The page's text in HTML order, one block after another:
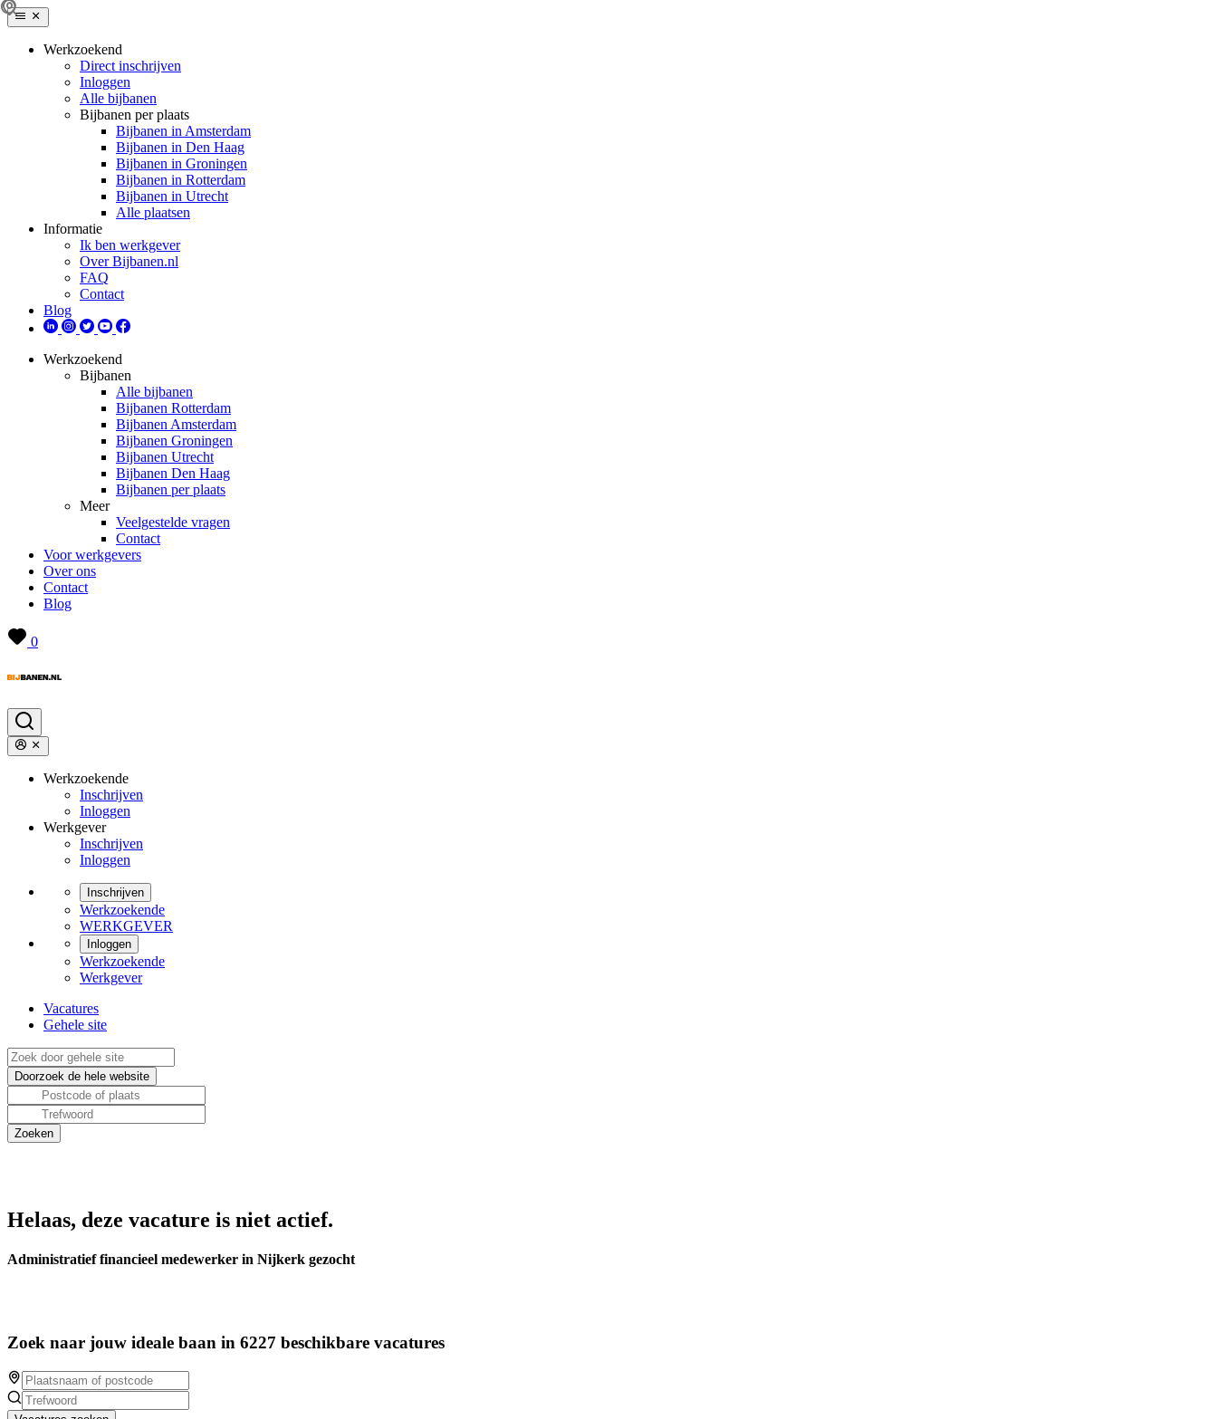
Werkzoekend
Direct inschrijven
Inloggen
Alle bijbanen
Bijbanen per plaats
Bijbanen in Amsterdam
Bijbanen in Den Haag
Bijbanen in Groningen
Bijbanen in Rotterdam
Bijbanen in Utrecht
Alle plaatsen
Informatie
Ik ben werkgever
Over Bijbanen.nl
FAQ
Contact
Blog
Werkzoekend
Bijbanen
Alle bijbanen
Bijbanen Rotterdam
Bijbanen Amsterdam
Bijbanen Groningen
Bijbanen Utrecht
Bijbanen Den Haag
Bijbanen per plaats
Meer
Veelgestelde vragen
Contact
Voor werkgevers
Over ons
Contact
Blog
0
Werkzoekende
Inschrijven
Inloggen
Werkgever
Inschrijven
Inloggen
Inschrijven
Werkzoekende
WERKGEVER
Inloggen
Werkzoekende
Werkgever
Vacatures
Gehele site
Helaas, deze vacature is niet actief.
Administratief financieel medewerker in Nijkerk gezocht
Zoek naar jouw ideale baan in 6227 beschikbare vacatures